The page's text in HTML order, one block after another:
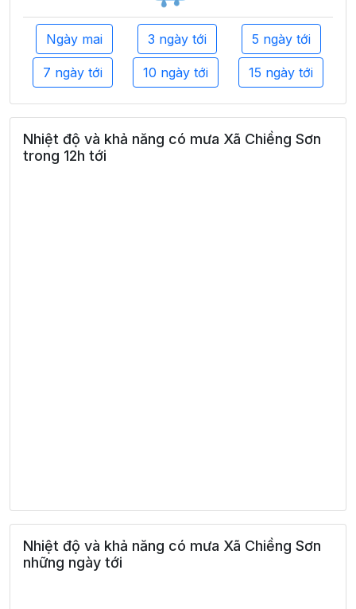
Ngày mai 3 ngày tới 5 ngày tới
7 ngày tới 10 ngày tới 15 ngày tới
Nhiệt độ và khả năng có mưa Xã Chiềng Sơn
trong 12h tới
Nhiệt độ và khả năng có mưa Xã Chiềng Sơn
những ngày tới